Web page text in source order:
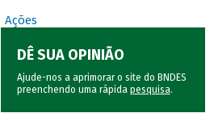
Ações
DÊ SUA OPINIÃO
Ajude-nos a aprimorar o site do BNDES
preenchendo uma rápida pesquisa.